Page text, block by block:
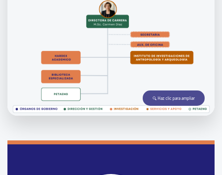
🔍 Haz clic para ampliar